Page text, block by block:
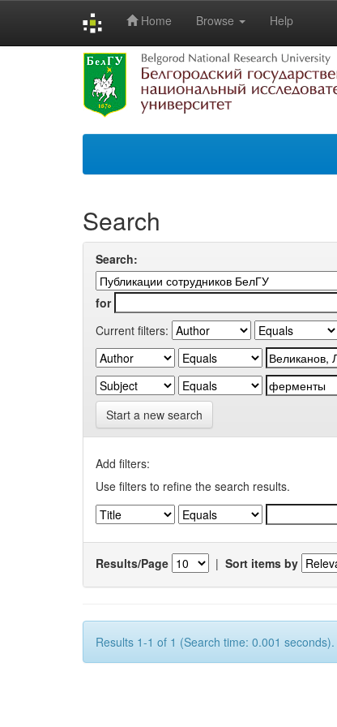
Home Browse Help
Search
Search:
for
Current filters:
Start a new search
Add filters:
Use filters to refine the search results.
Results/Page | Sort items by
Results 1-1 of 1 (Search time: 0.001 seconds).